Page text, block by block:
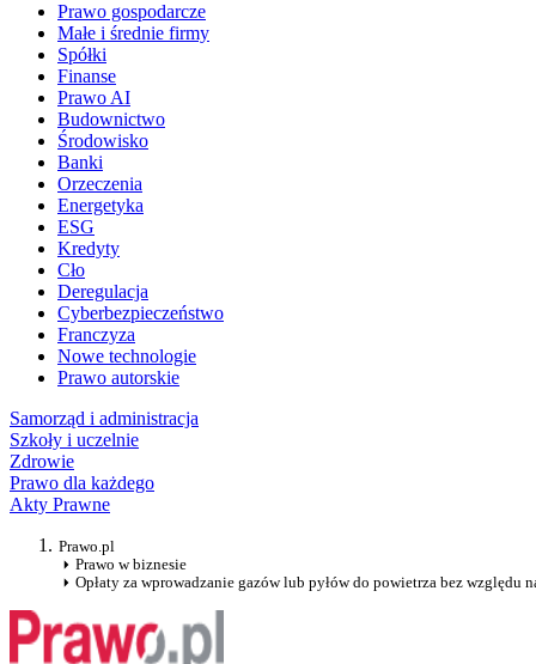
Prawo gospodarcze
Małe i średnie firmy
Spółki
Finanse
Prawo AI
Budownictwo
Środowisko
Banki
Orzeczenia
Energetyka
ESG
Kredyty
Cło
Deregulacja
Cyberbezpieczeństwo
Franczyza
Nowe technologie
Prawo autorskie
Samorząd i administracja
Szkoły i uczelnie
Zdrowie
Prawo dla każdego
Akty Prawne
Prawo.pl
Prawo w biznesie
Opłaty za wprowadzanie gazów lub pyłów do powietrza bez względu